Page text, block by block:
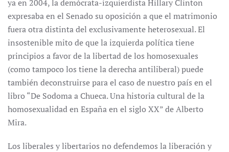
ya en 2004, la demócrata-izquierdista Hillary Clinton
expresaba en el Senado su oposición a que el matrimonio
fuera otra distinta del exclusivamente heterosexual. El
insostenible mito de que la izquierda política tiene
principios a favor de la libertad de los homosexuales
(como tampoco los tiene la derecha antiliberal) puede
también deconstruirse para el caso de nuestro país en el
libro “De Sodoma a Chueca. Una historia cultural de la
homosexualidad en España en el siglo XX” de Alberto
Mira.
Los liberales y libertarios no defendemos la liberación y